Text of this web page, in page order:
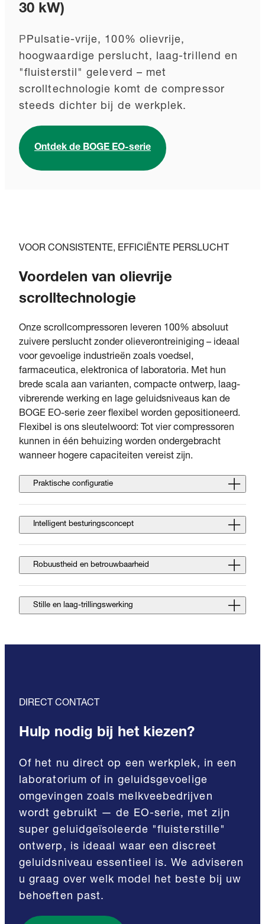
30 kW)
PPulsatie-vrije, 100% olievrije,
hoogwaardige perslucht, laag-trillend en
"fluisterstil" geleverd – met
scrolltechnologie komt de compressor
steeds dichter bij de werkplek.
Ontdek de BOGE EO-serie
VOOR CONSISTENTE, EFFICIËNTE PERSLUCHT
Voordelen van olievrije
scrolltechnologie
Onze scrollcompressoren leveren 100% absoluut
zuivere perslucht zonder olieverontreiniging – ideaal
voor gevoelige industrieën zoals voedsel,
farmaceutica, elektronica of laboratoria. Met hun
brede scala aan varianten, compacte ontwerp, laag-
vibrerende werking en lage geluidsniveaus kan de
BOGE EO-serie zeer flexibel worden gepositioneerd.
Flexibel is ons sleutelwoord: Tot vier compressoren
kunnen in één behuizing worden ondergebracht
wanneer hogere capaciteiten vereist zijn.
Praktische configuratie
Intelligent besturingsconcept
Robuustheid en betrouwbaarheid
Stille en laag-trillingswerking
DIRECT CONTACT
Hulp nodig bij het kiezen?
Of het nu direct op een werkplek, in een
laboratorium of in geluidsgevoelige
omgevingen zoals melkveebedrijven
wordt gebruikt — de EO-serie, met zijn
super geluidgeïsoleerde "fluisterstille"
ontwerp, is ideaal waar een discreet
geluidsniveau essentieel is. We adviseren
u graag over welk model het beste bij uw
behoeften past.